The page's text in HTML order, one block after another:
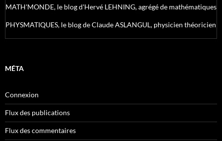
MATH'MONDE, le blog d'Hervé LEHNING, agrégé de mathématiques
PHYSMATIQUES, le blog de Claude ASLANGUL, physicien théoricien
MÉTA
Connexion
Flux des publications
Flux des commentaires